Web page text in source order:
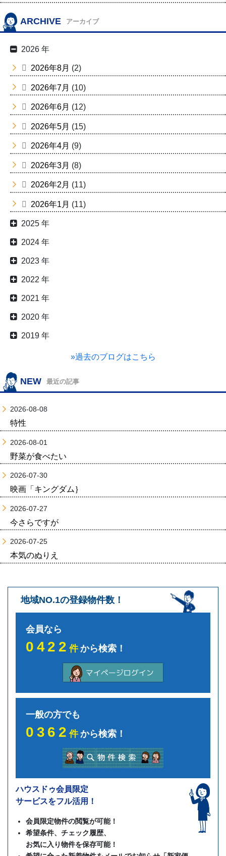
ARCHIVE アーカイブ
2026 年
2026年8月 (2)
2026年7月 (10)
2026年6月 (12)
2026年5月 (15)
2026年4月 (9)
2026年3月 (8)
2026年2月 (11)
2026年1月 (11)
2025 年
2024 年
2023 年
2022 年
2021 年
2020 年
2019 年
»過去のブログはこちら
NEW 最近の記事
2026-08-08
特性
2026-08-01
野菜が食べたい
2026-07-30
映画「キングダム｝
2026-07-27
今さらですが
2026-07-25
本気のぬりえ
地域NO.1の登録物件数！
会員なら
0422件から検索！
一般の方でも
0362件から検索！
ハウスドゥ会員限定
サービスをフル活用！
会員限定物件の閲覧が可能！
希望条件、チェック履歴、
お気に入り物件を保存可能！